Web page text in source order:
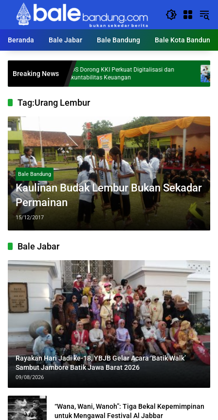
Langsung
konten
Beranda
Bale Jabar Bale Bandung Bale Kota Bandung
Breaking NewsKDS Dorong KKI Perkuat Digitalisasi dan
Akuntabilitas Keuangan
Tag:Urang Lembur
Bale Bandung
Kaulinan Budak Lembur Bukan Sekadar
Permainan
15/12/2017
Bale Jabar
Rayakan Hari Jadi ke-18, YBJB Gelar Acara ‘Batik Walk’
Sambut Jambore Batik Jawa Barat 2026
09/08/2026
“Wana, Wani, Wanoh”: Tiga Bekal Kepemimpinan
untuk Mengawal Festival Al Jabbar